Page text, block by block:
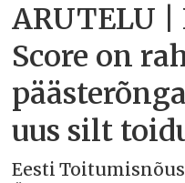
ARUTELU
Score on
uus silt
Eesti